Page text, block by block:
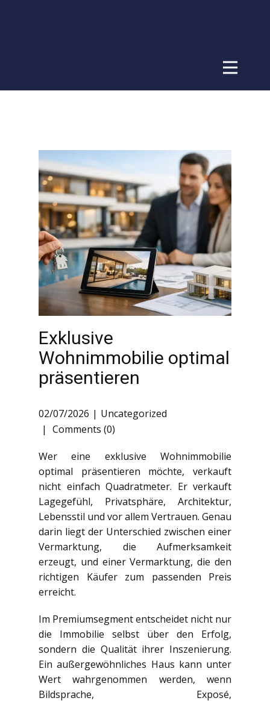
Exklusive
Wohnimmobilie optimal
präsentieren
02/07/2026
Uncategorized
Comments (0)
Wer eine exklusive Wohnimmobilie
optimal präsentieren möchte, verkauft
nicht einfach Quadratmeter. Er verkauft
Lagegefühl, Privatsphäre, Architektur,
Lebensstil und vor allem Vertrauen. Genau
darin liegt der Unterschied zwischen einer
Vermarktung, die Aufmerksamkeit
erzeugt, und einer Vermarktung, die den
richtigen Käufer zum passenden Preis
erreicht.
Im Premiumsegment entscheidet nicht nur
die Immobilie selbst über den Erfolg,
sondern die Qualität ihrer Inszenierung.
Ein außergewöhnliches Haus kann unter
Wert wahrgenommen werden, wenn
Bildsprache, Exposé,